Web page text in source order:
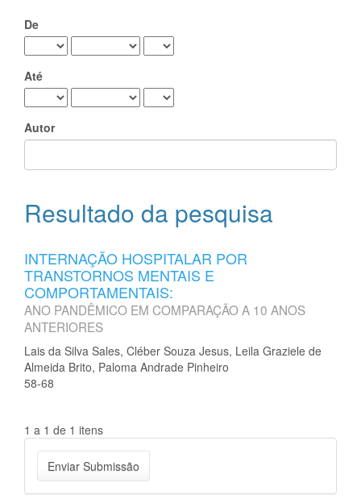
De
Até
Autor
Resultado da pesquisa
INTERNAÇÃO HOSPITALAR POR
TRANSTORNOS MENTAIS E
COMPORTAMENTAIS:
ANO PANDÊMICO EM COMPARAÇÃO A 10 ANOS
ANTERIORES
Lais da Silva Sales, Cléber Souza Jesus, Leila Graziele de
Almeida Brito, Paloma Andrade Pinheiro
58-68
1 a 1 de 1 itens
Enviar
Submissão
Enviar Submissão